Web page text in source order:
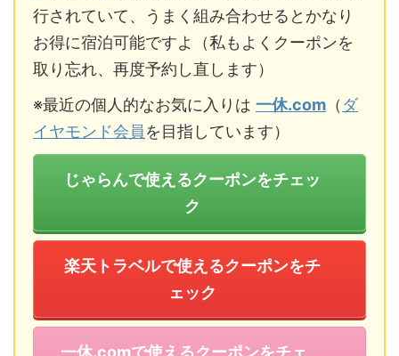
行されていて、うまく組み合わせるとかなり
お得に宿泊可能ですよ（私もよくクーポンを
取り忘れ、再度予約し直します）
※最近の個人的なお気に入りは 一休.com （ ダ
イヤモンド会員を目指しています）
じゃらんで使えるクーポンをチェッ
ク
楽天トラベルで使えるクーポンをチ
ェック
一休.comで使えるクーポンをチェ